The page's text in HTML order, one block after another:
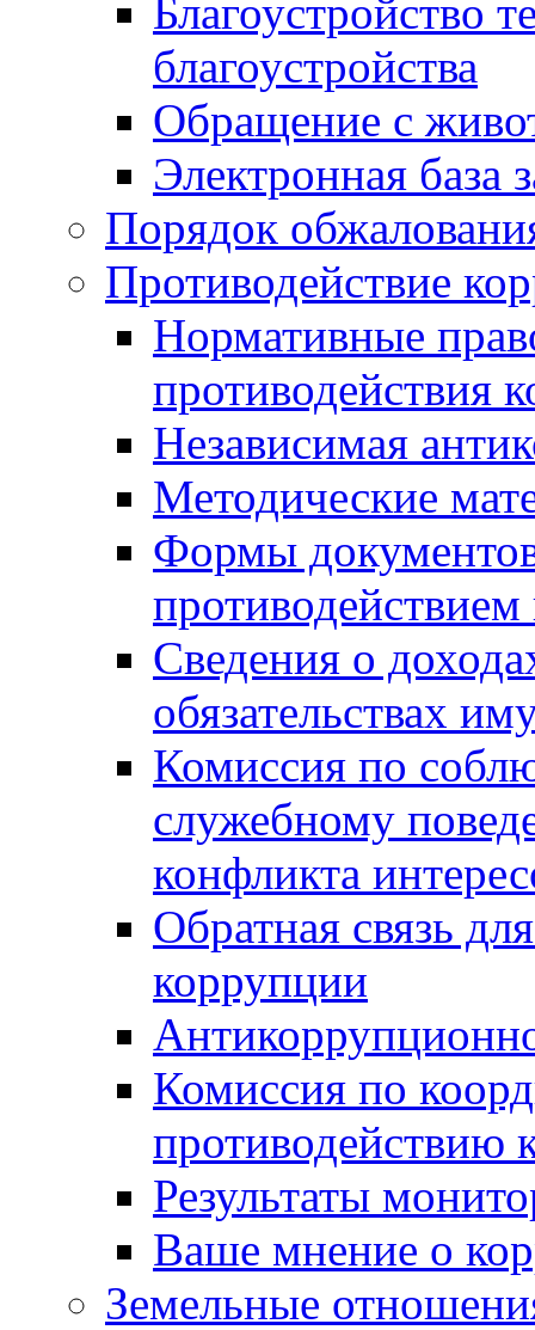
Благоустройство
благоустройства
Обращение с
Электронная база
Порядок
Противодействие
Нормативные
противодействия
Независимая
Методические
Формы
Сведения о
обязательствах
Комиссия по
служебному
конфликта
Обратная связь
коррупции
Комиссия по
противодействию
Результаты
Ваше мнение о
Земельные